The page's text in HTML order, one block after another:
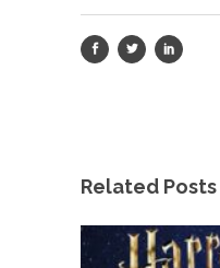
Related Posts